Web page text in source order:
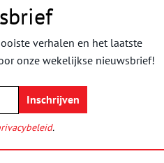
verhalen en het laatste
onze wekelijkse nieuwsbrief!
.